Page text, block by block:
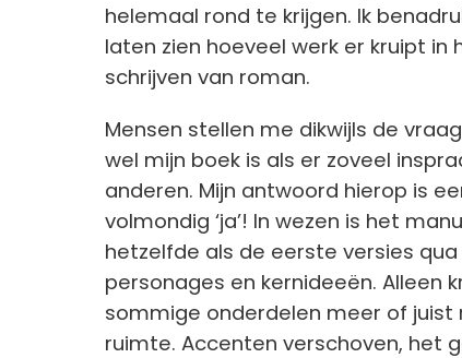
helemaal rond te krijgen. Ik
laten zien hoeveel werk er kruipt in
schrijven van roman.
Mensen stellen me dikwijls de
wel mijn boek is als er zoveel
anderen. Mijn antwoord hierop is
volmondig ‘ja’! In wezen is het
hetzelfde als de eerste versies
personages en kernideeën. Alleen
sommige onderdelen meer of juist
ruimte. Accenten verschoven, het